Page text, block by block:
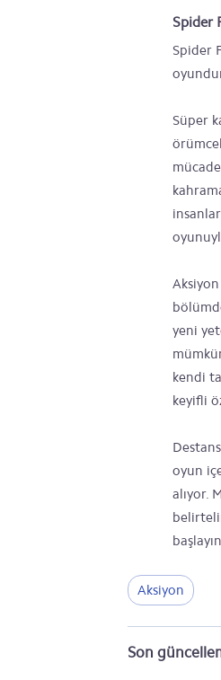
Spider
Spider
Süper
yeni
kendi
keyifli
oyun
alıyor.
Aksiyon
Son